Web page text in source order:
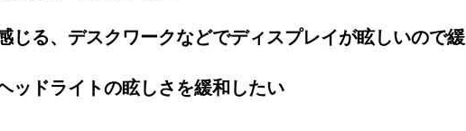
じる、デスクワークなどでディスプレイが眩しいので緩
ッドライトの眩しさを緩和したい